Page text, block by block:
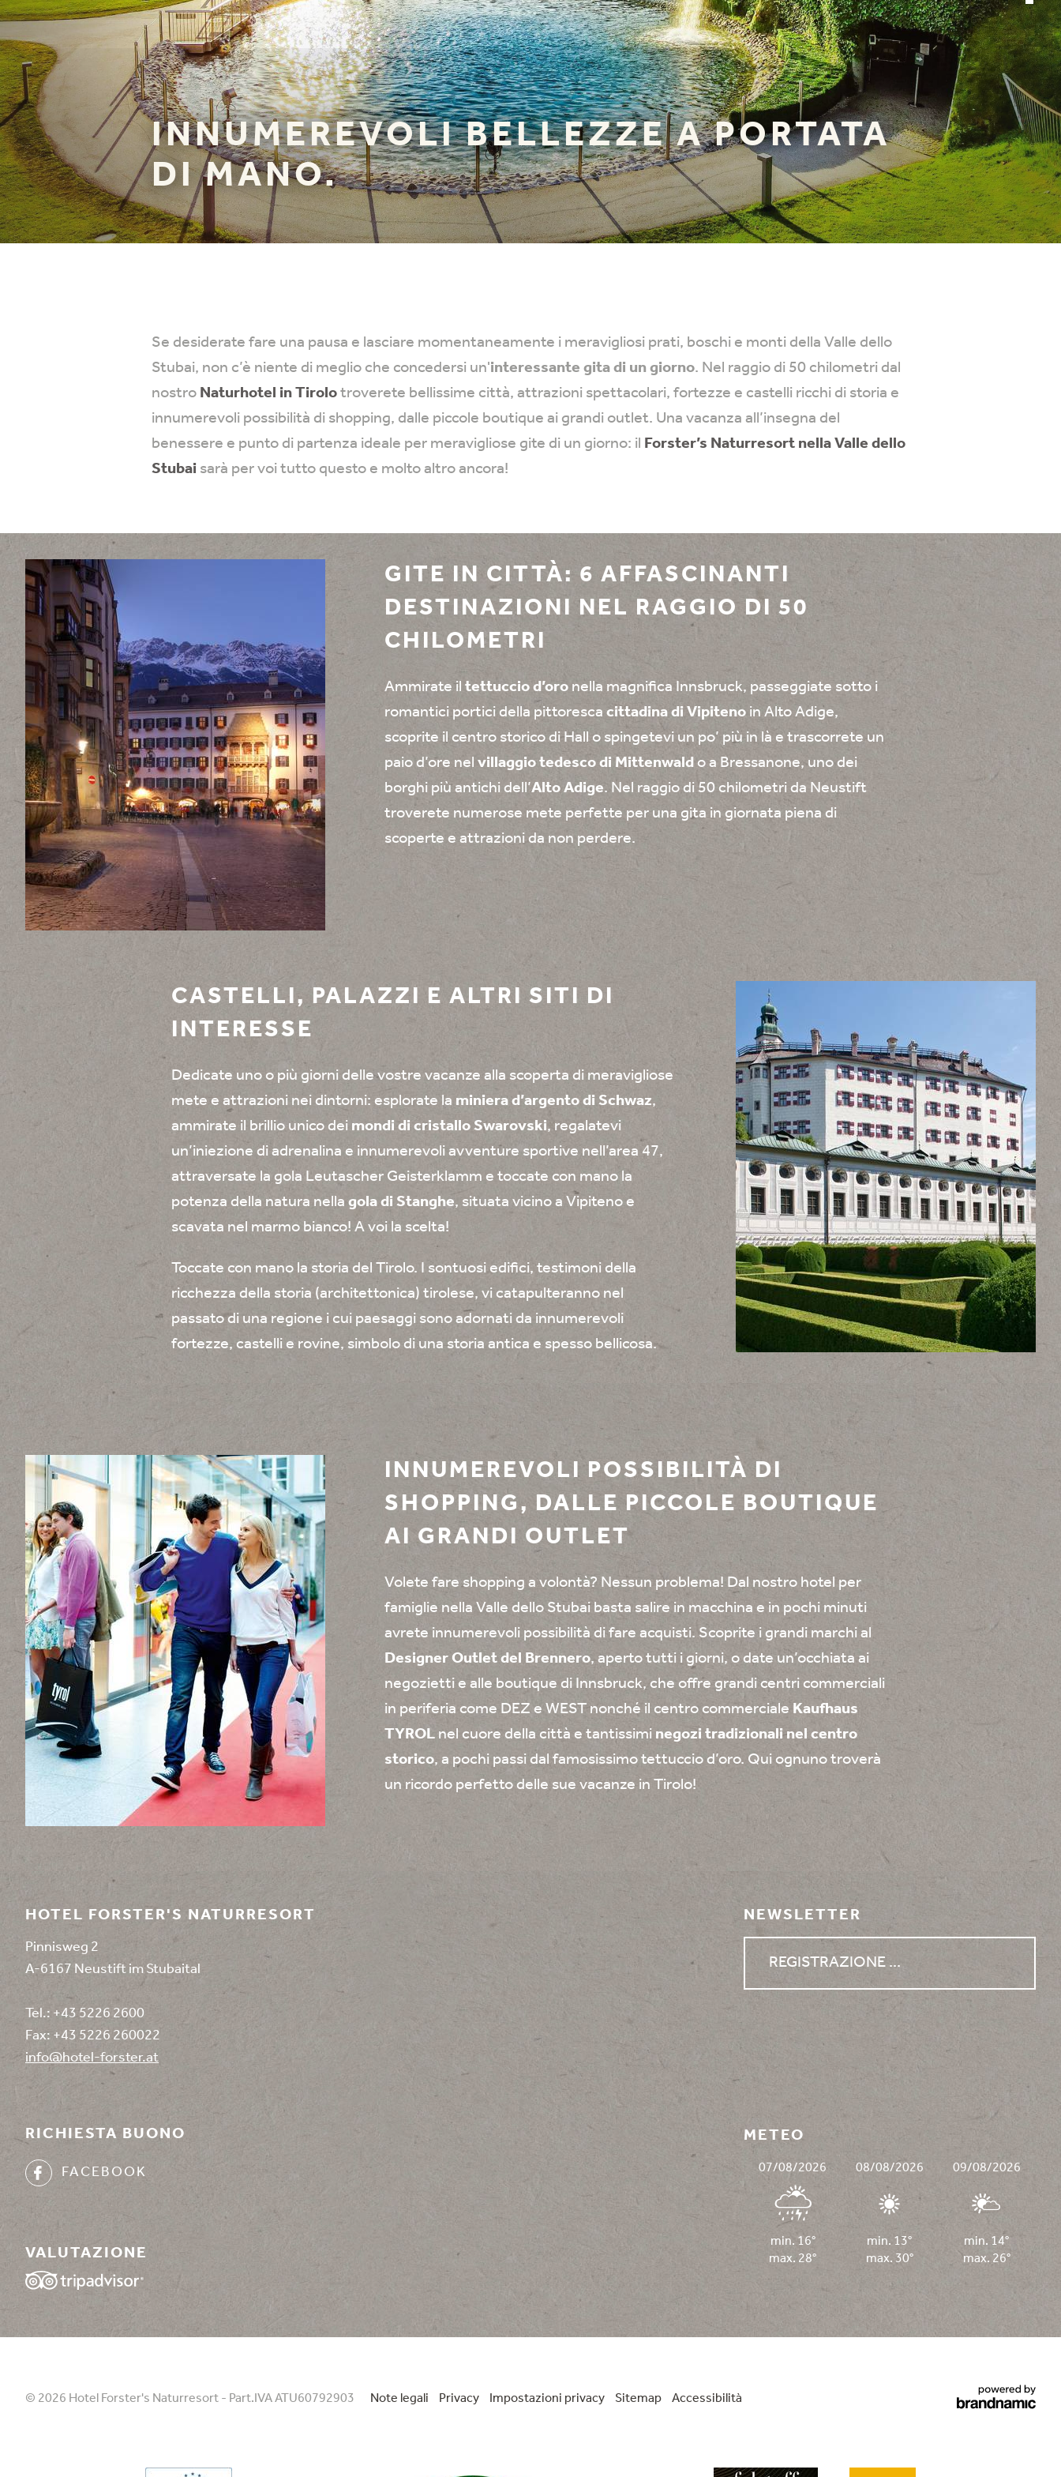
INNUMEREVOLI BELLEZZE A PORTATA
DI MANO.
Se desiderate fare una pausa e lasciare momentaneamente i meravigliosi prati, boschi e monti della Valle dello
Stubai, non c’è niente di meglio che concedersi un'interessante gita di un giorno. Nel raggio di 50 chilometri dal
nostro Naturhotel in Tirolo troverete bellissime città, attrazioni spettacolari, fortezze e castelli ricchi di storia e
innumerevoli possibilità di shopping, dalle piccole boutique ai grandi outlet. Una vacanza all’insegna del
benessere e punto di partenza ideale per meravigliose gite di un giorno: il Forster’s Naturresort nella Valle dello
Stubai sarà per voi tutto questo e molto altro ancora!
GITE IN CITTÀ: 6 AFFASCINANTI
DESTINAZIONI NEL RAGGIO DI 50
CHILOMETRI
Ammirate il tettuccio d’oro nella magnifica Innsbruck, passeggiate sotto i
romantici portici della pittoresca cittadina di Vipiteno in Alto Adige,
scoprite il centro storico di Hall o spingetevi un po’ più in là e trascorrete un
paio d’ore nel villaggio tedesco di Mittenwald o a Bressanone, uno dei
borghi più antichi dell’Alto Adige. Nel raggio di 50 chilometri da Neustift
troverete numerose mete perfette per una gita in giornata piena di
scoperte e attrazioni da non perdere.
CASTELLI, PALAZZI E ALTRI SITI DI
INTERESSE
Dedicate uno o più giorni delle vostre vacanze alla scoperta di meravigliose
mete e attrazioni nei dintorni: esplorate la miniera d’argento di Schwaz,
ammirate il brillio unico dei mondi di cristallo Swarovski, regalatevi
un’iniezione di adrenalina e innumerevoli avventure sportive nell’area 47,
attraversate la gola Leutascher Geisterklamm e toccate con mano la
potenza della natura nella gola di Stanghe, situata vicino a Vipiteno e
scavata nel marmo bianco! A voi la scelta!
Toccate con mano la storia del Tirolo. I sontuosi edifici, testimoni della
ricchezza della storia (architettonica) tirolese, vi catapulteranno nel
passato di una regione i cui paesaggi sono adornati da innumerevoli
fortezze, castelli e rovine, simbolo di una storia antica e spesso bellicosa.
INNUMEREVOLI POSSIBILITÀ DI
SHOPPING, DALLE PICCOLE BOUTIQUE
AI GRANDI OUTLET
Volete fare shopping a volontà? Nessun problema! Dal nostro hotel per
famiglie nella Valle dello Stubai basta salire in macchina e in pochi minuti
avrete innumerevoli possibilità di fare acquisti. Scoprite i grandi marchi al
Designer Outlet del Brennero, aperto tutti i giorni, o date un’occhiata ai
negozietti e alle boutique di Innsbruck, che offre grandi centri commerciali
in periferia come DEZ e WEST nonché il centro commerciale Kaufhaus
TYROL nel cuore della città e tantissimi negozi tradizionali nel centro
storico, a pochi passi dal famosissimo tettuccio d’oro. Qui ognuno troverà
un ricordo perfetto delle sue vacanze in Tirolo!
HOTEL FORSTER'S NATURRESORT
Pinnisweg 2
A-6167 Neustift im Stubaital
Tel.: +43 5226 2600
Fax: +43 5226 260022
info@hotel-forster.at
RICHIESTA BUONO
FACEBOOK
VALUTAZIONE
NEWSLETTER
REGISTRAZIONE ...
METEO
07/08/2026 08/08/2026 09/08/2026
min. 16°
max. 28°
min. 13°
max. 30°
min. 14°
max. 26°
© 2026 Hotel Forster's Naturresort - Part.IVA ATU60792903 Note legali Privacy Impostazioni privacy Sitemap Accessibilità